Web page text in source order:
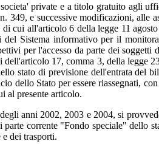
private e a titolo gratuito agli
349, e successive modificazioni,
cui all'articolo 6 della legge 11
Sistema informativo per il
per l'accesso da parte dei
17, comma 3, della legge
stato di previsione dell'entrata del
dello Stato per essere riassegnati,
al presente articolo.
anni 2002, 2003 e 2004, si
corrente "Fondo speciale" dello
dei trasporti.